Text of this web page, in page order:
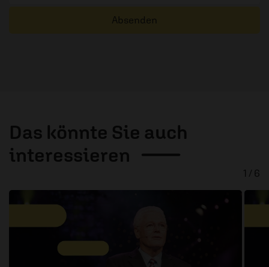
Absenden
Das könnte Sie auch
interessieren
1 / 6